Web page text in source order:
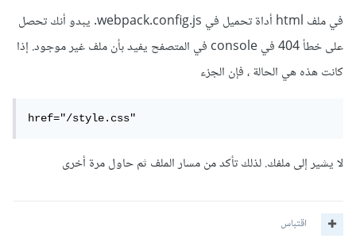
في ملف html أداة تحميل في webpack.config.js. يبدو أنك تحصل
على خطأ 404 في console في المتصفح يفيد بأن ملف غير موجود. إذا
كانت هذه هي الحالة ، فإن الجزء
href="/style.css"
لا يشير إلى ملفك. لذلك تأكد من مسار الملف ثم حاول مرة أخرى
اقتباس